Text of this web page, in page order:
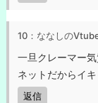
10：ななしの
一旦クレーマー
ネットだからイ
返信